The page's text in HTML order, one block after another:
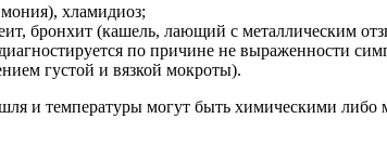
хламидиоз;
бронхит (кашель, лающий с металлическим
по причине не выраженности
густой и вязкой мокроты).
и температуры могут быть химическими